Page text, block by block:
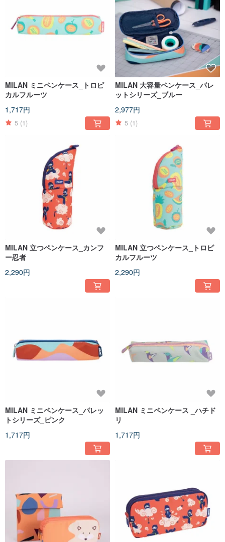
MILAN ミニペンケース_トロピ
カルフルーツ
1,717円
5 (1)
MILAN 大容量ペンケース_パレ
ットシリーズ_ブルー
2,977円
5 (1)
MILAN 立つペンケース_カンフ
ー忍者
2,290円
MILAN 立つペンケース_トロピ
カルフルーツ
2,290円
MILAN ミニペンケース_パレッ
トシリーズ_ピンク
1,717円
MILAN ミニペンケース _ハチド
リ
1,717円